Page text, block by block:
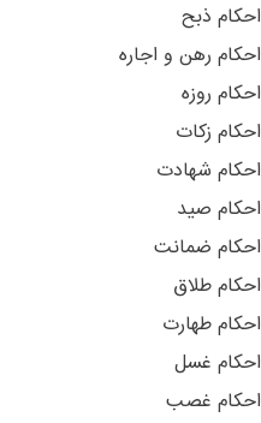
احکام ذبح
احکام رهن و اجاره
احکام روزه
احکام زکات
احکام شهادت
احکام صید
احکام ضمانت
احکام طلاق
احکام طهارت
احکام غسل
احکام غصب